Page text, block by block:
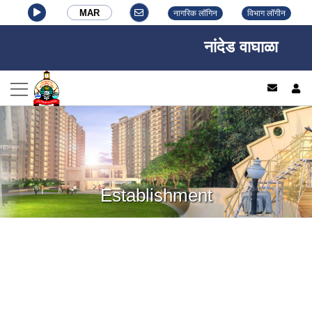
MAR नागरिक लॉगिन विभाग लॉगीन
नांदेड वाघाळा शहर
Establishment